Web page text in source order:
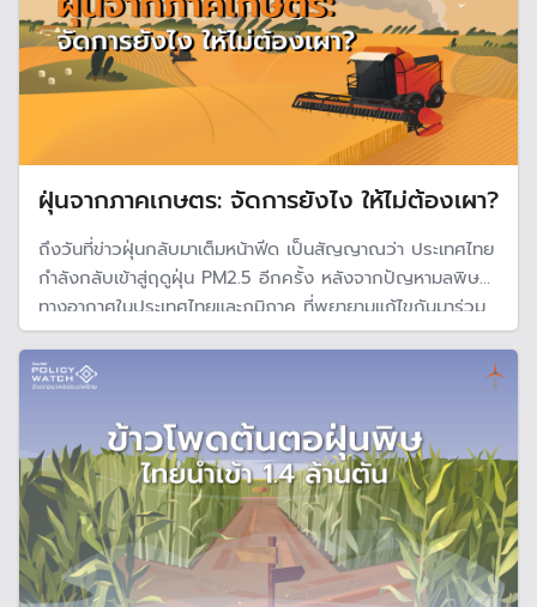
ฝุ่นจากภาคเกษตร: จัดการยังไง ให้ไม่ต้องเผา?
ถึงวันที่ข่าวฝุ่นกลับมาเต็มหน้าฟีด เป็นสัญญาณว่า ประเทศไทย
กำลังกลับเข้าสู่ฤดูฝุ่น PM2.5 อีกครั้ง หลังจากปัญหามลพิษ
ทางอากาศในประเทศไทยและภูมิภาค ที่พยายามแก้ไขกันมาร่วม
ทศวรรษ เบาบางลงได้เพียงไม่กี่เดือน